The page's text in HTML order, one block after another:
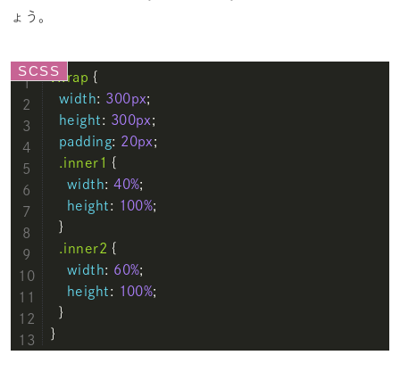
ょう。
.wrap {
width: 300px;
height : 300px ;
padding: 20px ;
.inner1
{
width: 40%;
height : 100%;
  }
.inner2 {
width: 60%;
height : 100%;
  }
}